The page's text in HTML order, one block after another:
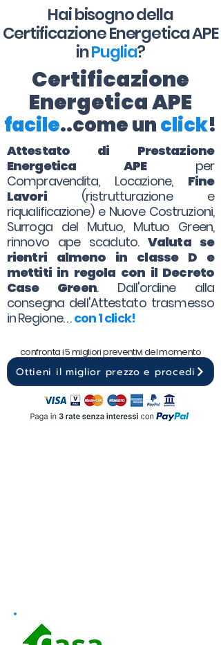
Hai bisogno della
Certificazione Energetica APE
inPuglia?
Certificazione
Energetica APE
facile..come unclick!
Attestato di Prestazione
Energetica APEper
Compravendita, Locazione, Fine
Lavori(ristrutturazione e
riqualificazione) e Nuove Costruzioni,
Surroga del Mutuo, Mutuo Green,
rinnovo ape scaduto.Valuta se
rientri almeno in classe D e
mettiti in regola con il Decreto
Case Green. Dall'ordine alla
consegna dell'Attestato trasmesso
in Regione. . .con 1 click!
confronta i 5 migliori preventivi del momento
Ottieni il miglior prezzo e procedi